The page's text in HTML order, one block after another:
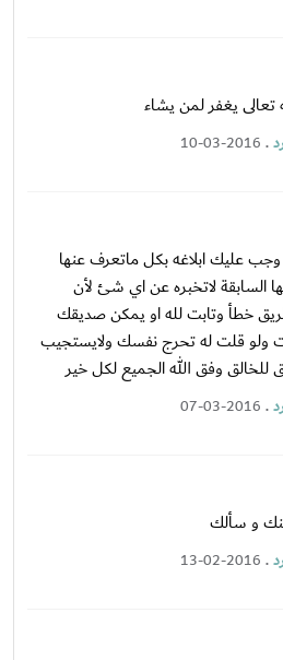
يغفر لمن يشاء
.
10-03-2016
عليك ابلاغه بكل ماتعرف عنها
السابقة لاتخبره عن اي شئ لأن
خطأ وتابت لله او يمكن صديقك
ولو قلت له تحرج نفسك ولايستجيب
وفق الله الجميع لكل خير
.
07-03-2016
و سألك
.
13-02-2016